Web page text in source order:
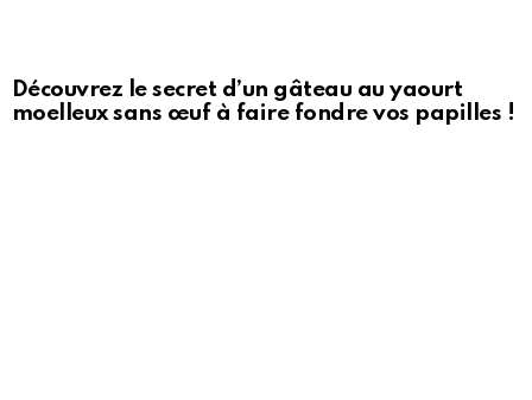
Découvrez le secret d’un gâteau au yaourt
moelleux sans œuf à faire fondre vos papilles !